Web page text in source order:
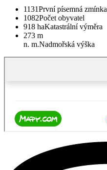
1131První písemná zmínka
1082Počet obyvatel
918 haKatastrální výměra
273 m
n. m.Nadmořská výška